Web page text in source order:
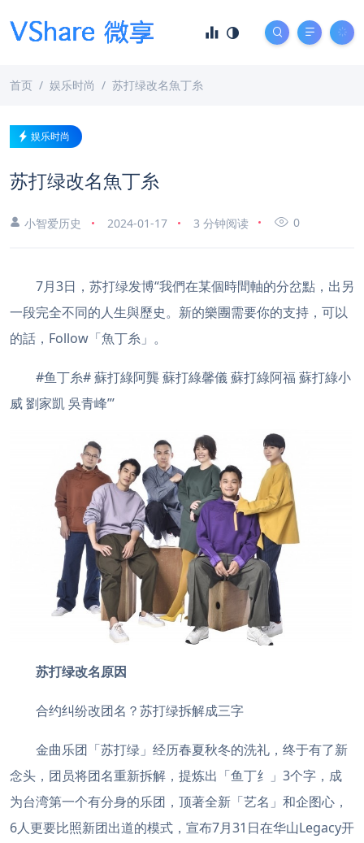
首页 娱乐时尚 苏打绿改名魚丁糸
娱乐时尚
苏打绿改名魚丁糸
小智爱历史 2024-01-17 3 分钟阅读 0
7月3日，苏打绿发博“我們在某個時間軸的分岔點，出另
一段完全不同的人生與歷史。新的樂團需要你的支持，可以
的話，Follow「魚丁糸」。
#鱼丁糸# 蘇打綠阿龔 蘇打綠馨儀 蘇打綠阿福 蘇打綠小
威 劉家凱 吳青峰”’
苏打绿改名原因
合约纠纷改团名？苏打绿拆解成三字
金曲乐团「苏打绿」经历春夏秋冬的洗礼，终于有了新
念头，团员将团名重新拆解，提炼出「鱼丁纟」3个字，成
为台湾第一个有分身的乐团，顶著全新「艺名」和企图心，
6人更要比照新团出道的模式，宣布7月31日在华山Legacy开